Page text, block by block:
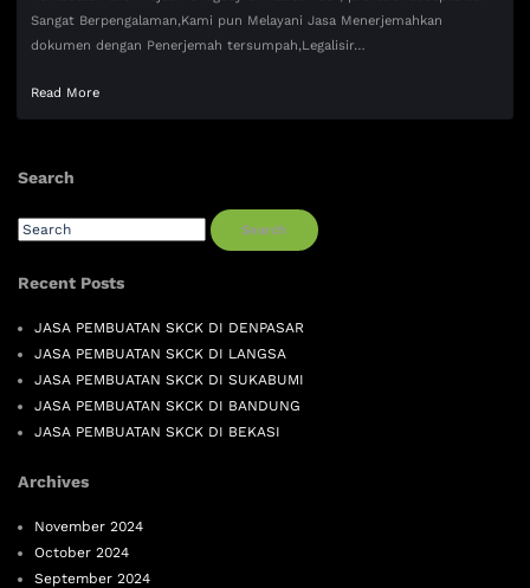
Sangat Berpengalaman,Kami pun Melayani Jasa Menerjemahkan
dokumen dengan Penerjemah tersumpah,Legalisir…
Read More
Search
Search
Recent Posts
JASA PEMBUATAN SKCK DI DENPASAR
JASA PEMBUATAN SKCK DI LANGSA
JASA PEMBUATAN SKCK DI SUKABUMI
JASA PEMBUATAN SKCK DI BANDUNG
JASA PEMBUATAN SKCK DI BEKASI
Archives
November 2024
October 2024
September 2024